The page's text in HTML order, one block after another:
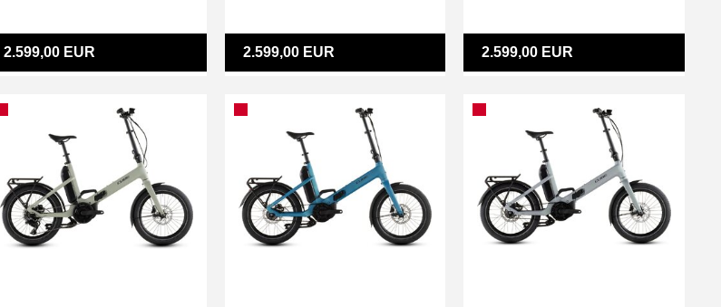
2.599,00 EUR 2.599,00 EUR 2.599,00 EUR